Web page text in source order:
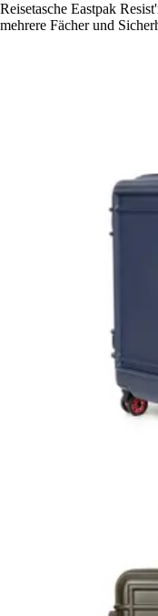
Reisetasche Eastpak
mehrere Fächer und